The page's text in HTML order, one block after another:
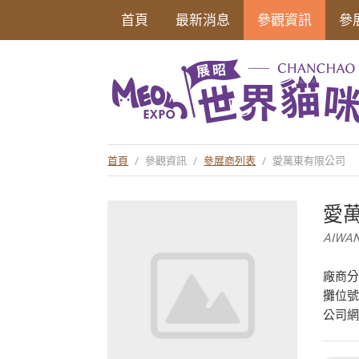
首頁 最新消息 參觀資訊 參
首頁 / 參觀資訊 / 參展商列表 / 愛萬東有限公司
愛
廠商
攤位
公司